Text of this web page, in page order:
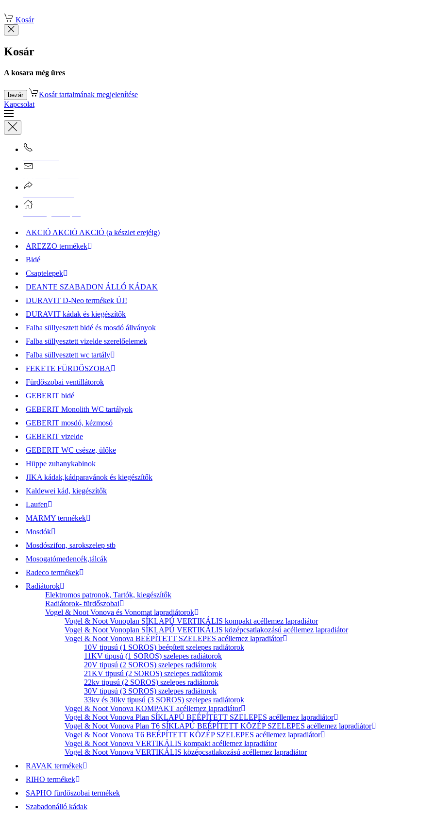
Kosár
Kosár
A kosara még üres
bezár
Kosár tartalmának megjelenítése
Kapcsolat
AKCIÓ AKCIÓ AKCIÓ (a készlet erejéig)
AREZZO termékek
Bidé
Csaptelepek
DEANTE SZABADON ÁLLÓ KÁDAK
DURAVIT D-Neo termékek ÚJ!
DURAVIT kádak és kiegészítők
Falba süllyesztett bidé és mosdó állványok
Falba süllyesztett vizelde szerelőelemek
Falba süllyesztett wc tartály
FEKETE FÜRDŐSZOBA
Fürdőszobai ventillátorok
GEBERIT bidé
GEBERIT Monolith WC tartályok
GEBERIT mosdó, kézmosó
GEBERIT vizelde
GEBERIT WC csésze, ülőke
Hüppe zuhanykabinok
JIKA kádak,kádparavánok és kiegészítők
Kaldewei kád, kiegészítők
Laufen
MARMY termékek
Mosdók
Mosdószifon, sarokszelep stb
Mosogatómedencék,tálcák
Radeco termékek
Radiátorok
Elektromos patronok, Tartók, kiegészítők
Radiátorok- fürdőszobai
Vogel & Noot Vonova és Vonomat lapradiátorok
Vogel & Noot Vonoplan SÍKLAPÚ VERTIKÁLIS kompakt acéllemez lapradiátor
Vogel & Noot Vonoplan SÍKLAPÚ VERTIKÁLIS középcsatlakozású acéllemez lapradiátor
Vogel & Noot Vonova BEÉPÍTETT SZELEPES acéllemez lapradiátor
10V tipusú (1 SOROS) beépített szelepes radiátorok
11KV tipusú (1 SOROS) szelepes radiátorok
20V tipusú (2 SOROS) szelepes radiátorok
21KV tipusú (2 SOROS) szelepes radiátorok
22kv tipusú (2 SOROS) szelepes radiátorok
30V tipusú (3 SOROS) szelepes radiátorok
33kv és 30kv tipusú (3 SOROS) szelepes radiátorok
Vogel & Noot Vonova KOMPAKT acéllemez lapradiátor
Vogel & Noot Vonova Plan SÍKLAPÚ BEÉPÍTETT SZELEPES acéllemez lapradiátor
Vogel & Noot Vonova Plan T6 SÍKLAPÚ BEÉPÍTETT KÖZÉP SZELEPES acéllemez lapradiátor
Vogel & Noot Vonova T6 BEÉPÍTETT KÖZÉP SZELEPES acéllemez lapradiátor
Vogel & Noot Vonova VERTIKÁLIS kompakt acéllemez lapradiátor
Vogel & Noot Vonova VERTIKÁLIS középcsatlakozású acéllemez lapradiátor
RAVAK termékek
RIHO termékek
SAPHO fürdőszobai termékek
Szabadonálló kádak